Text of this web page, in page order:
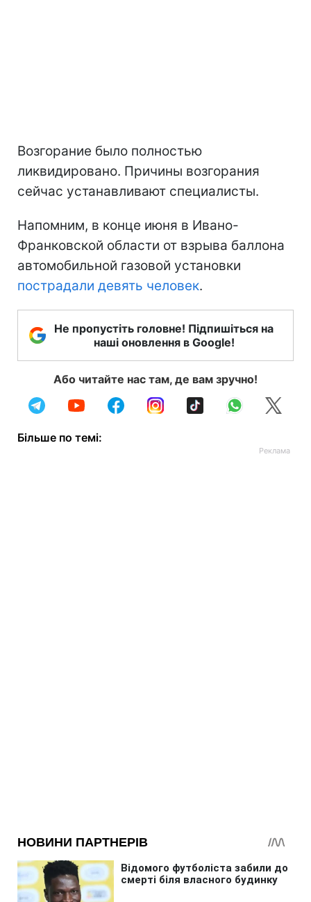
Возгорание было полностью
ликвидировано. Причины возгорания
сейчас устанавливают специалисты.
Напомним, в конце июня в Ивано-
Франковской области от взрыва баллона
автомобильной газовой установки
пострадали девять человек.
Не пропустіть головне! Підпишіться на
наші оновлення в Google!
Або читайте нас там, де вам зручно!
Більше по темі: